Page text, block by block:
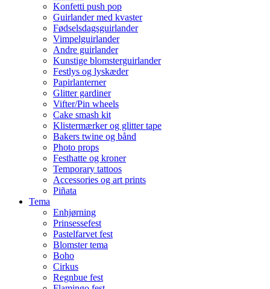
Konfetti push pop
Guirlander med kvaster
Fødselsdagsguirlander
Vimpelguirlander
Andre guirlander
Kunstige blomsterguirlander
Festlys og lyskæder
Papirlanterner
Glitter gardiner
Vifter/Pin wheels
Cake smash kit
Klistermærker og glitter tape
Bakers twine og bånd
Photo props
Festhatte og kroner
Temporary tattoos
Accessories og art prints
Piñata
Tema
Enhjørning
Prinsessefest
Pastelfarvet fest
Blomster tema
Boho
Cirkus
Regnbue fest